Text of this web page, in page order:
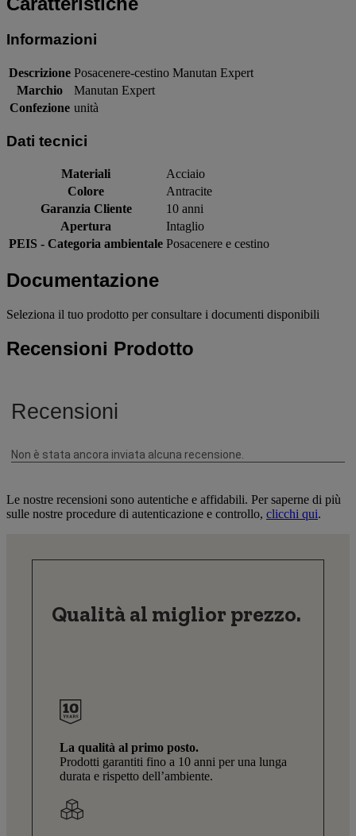
Informazioni
Descrizione Posacenere-cestino Manutan Expert
Marchio
Manutan Expert
Confezione unità
Dati tecnici
Materiali
Acciaio
Colore
Antracite
Garanzia Cliente
10 anni
Apertura
Intaglio
PEIS - Categoria ambientale Posacenere e cestino
Documentazione
Seleziona il tuo prodotto per consultare i documenti disponibili
Recensioni Prodotto
Le nostre recensioni sono autentiche e affidabili. Per saperne di più
sulle nostre procedure di autenticazione e controllo, clicchi qui.
Qualità al miglior prezzo.
La qualità al primo posto.
Prodotti garantiti fino a 10 anni per una lunga
durata e rispetto dell’ambiente.